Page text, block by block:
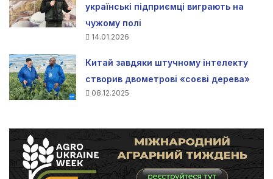
українські підприємці виграють на
чужому полі
14.01.2026
Китай завдяки штучному інтелекту
створив двометрові «соєві дерева»
08.12.2025